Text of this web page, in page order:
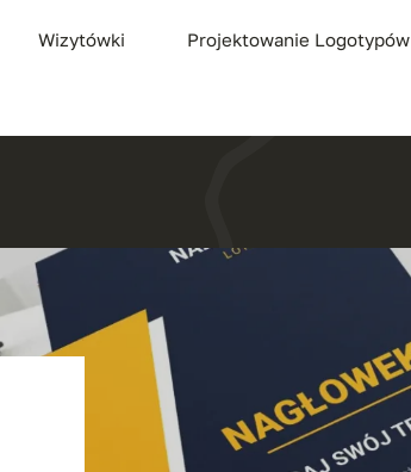
Wizytówki Projektowanie Logotypów